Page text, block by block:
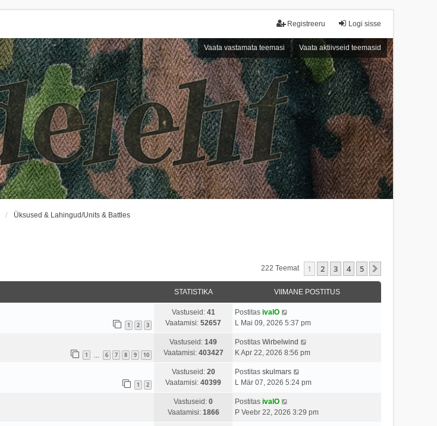
Logi sisse
Registreeru
Vaata vastamata teemasi Vaata aktiivseid teemasid
Üksused & Lahingud/Units & Battles
222 Teemat 1 2 3 4 5
STATISTIKA VIIMANE POSTITUS
1 2 3
Vastuseid: 41
Vaatamisi: 52657
Postitas ivalO
L Mai 09, 2026 5:37 pm
1 6 7 8 9 10
Vastuseid: 149
Vaatamisi: 403427
Postitas Wirbelwind
K Apr 22, 2026 8:56 pm
1 2
Vastuseid: 20
Vaatamisi: 40399
Postitas skulmars
L Mär 07, 2026 5:24 pm
Vastuseid: 0
Vaatamisi: 1866
Postitas ivalO
P Veebr 22, 2026 3:29 pm